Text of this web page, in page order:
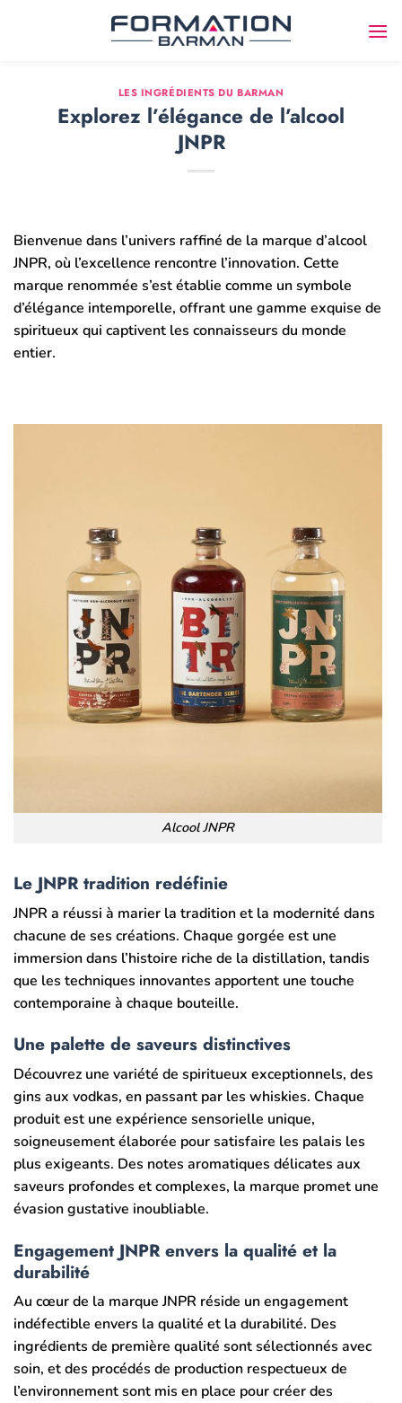
LES INGRÉDIENTS DU BARMAN
Explorez l’élégance de l’alcool
JNPR
Bienvenue dans l’univers raffiné de la marque d’alcool
JNPR, où l’excellence rencontre l’innovation. Cette
marque renommée s’est établie comme un symbole
d’élégance intemporelle, offrant une gamme exquise de
spiritueux qui captivent les connaisseurs du monde
entier.
Alcool JNPR
Le JNPR tradition redéfinie
JNPR a réussi à marier la tradition et la modernité dans
chacune de ses créations. Chaque gorgée est une
immersion dans l’histoire riche de la distillation, tandis
que les techniques innovantes apportent une touche
contemporaine à chaque bouteille.
Une palette de saveurs distinctives
Découvrez une variété de spiritueux exceptionnels, des
gins aux vodkas, en passant par les whiskies. Chaque
produit est une expérience sensorielle unique,
soigneusement élaborée pour satisfaire les palais les
plus exigeants. Des notes aromatiques délicates aux
saveurs profondes et complexes, la marque promet une
évasion gustative inoubliable.
Engagement JNPR envers la qualité et la
durabilité
Au cœur de la marque JNPR réside un engagement
indéfectible envers la qualité et la durabilité. Des
ingrédients de première qualité sont sélectionnés avec
soin, et des procédés de production respectueux de
l’environnement sont mis en place pour créer des